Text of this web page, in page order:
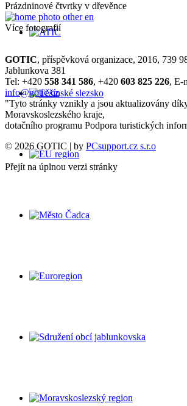
Prázdninové čtvrtky v dřevěnce
Více fotografií
GOTIC, příspěvková organizace, 2016, 739
Jablunkova 381
Tel: +420 558 341 586, +420 603 825 226, E-
info@gotic.cz
"Tyto stránky vznikly a jsou aktualizovány
Moravskoslezského kraje,
dotačního programu Podpora turistických
© 2026 GOTIC | by PCsupport.cz s.r.o
Přejít na úplnou verzi stránky